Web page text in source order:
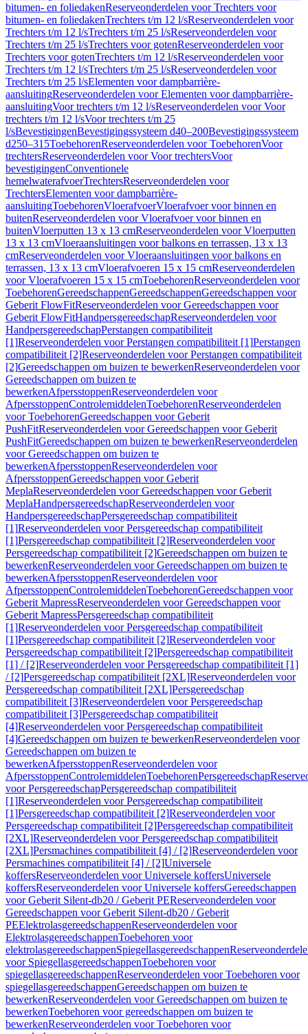
bitumen- en foliedakenReserveonderdelen voor Trechters voor
bitumen- en foliedakenTrechters t/m 12 l/sReserveonderdelen voor
Trechters t/m 12 l/sTrechters t/m 25 l/sReserveonderdelen voor
Trechters t/m 25 l/sTrechters voor gotenReserveonderdelen voor
Trechters voor gotenTrechters t/m 12 l/sReserveonderdelen voor
Trechters t/m 12 l/sTrechters t/m 25 l/sReserveonderdelen voor
Trechters t/m 25 l/sElementen voor dampbarrière-
aansluitingReserveonderdelen voor Elementen voor dampbarrière-
aansluitingVoor trechters t/m 12 l/sReserveonderdelen voor Voor
trechters t/m 12 l/sVoor trechters t/m 25
l/sBevestigingenBevestigingssysteem d40–200Bevestigingssysteem
d250–315ToebehorenReserveonderdelen voor ToebehorenVoor
trechtersReserveonderdelen voor Voor trechtersVoor
bevestigingenConventionele
hemelwaterafvoerTrechtersReserveonderdelen voor
TrechtersElementen voor dampbarrière-
aansluitingToebehorenVloerafvoerVloerafvoer voor binnen en
buitenReserveonderdelen voor Vloerafvoer voor binnen en
buitenVloerputten 13 x 13 cmReserveonderdelen voor Vloerputten
13 x 13 cmVloeraansluitingen voor balkons en terrassen, 13 x 13
cmReserveonderdelen voor Vloeraansluitingen voor balkons en
terrassen, 13 x 13 cmVloerafvoeren 15 x 15 cmReserveonderdelen
voor Vloerafvoeren 15 x 15 cmToebehorenReserveonderdelen voor
ToebehorenGereedschappenGereedschappenGereedschappen voor
Geberit FlowFitReserveonderdelen voor Gereedschappen voor
Geberit FlowFitHandpersgereedschapReserveonderdelen voor
HandpersgereedschapPerstangen compatibiliteit
[1]Reserveonderdelen voor Perstangen compatibiliteit [1]Perstangen
compatibiliteit [2]Reserveonderdelen voor Perstangen compatibiliteit
[2]Gereedschappen om buizen te bewerkenReserveonderdelen voor
Gereedschappen om buizen te
bewerkenAfpersstoppenReserveonderdelen voor
AfpersstoppenControlemiddelenToebehorenReserveonderdelen
voor ToebehorenGereedschappen voor Geberit
PushFitReserveonderdelen voor Gereedschappen voor Geberit
PushFitGereedschappen om buizen te bewerkenReserveonderdelen
voor Gereedschappen om buizen te
bewerkenAfpersstoppenReserveonderdelen voor
AfpersstoppenGereedschappen voor Geberit
MeplaReserveonderdelen voor Gereedschappen voor Geberit
MeplaHandpersgereedschapReserveonderdelen voor
HandpersgereedschapPersgereedschap compatibiliteit
[1]Reserveonderdelen voor Persgereedschap compatibiliteit
[1]Persgereedschap compatibiliteit [2]Reserveonderdelen voor
Persgereedschap compatibiliteit [2]Gereedschappen om buizen te
bewerkenReserveonderdelen voor Gereedschappen om buizen te
bewerkenAfpersstoppenReserveonderdelen voor
AfpersstoppenControlemiddelenToebehorenGereedschappen voor
Geberit MapressReserveonderdelen voor Gereedschappen voor
Geberit MapressPersgereedschap compatibiliteit
[1]Reserveonderdelen voor Persgereedschap compatibiliteit
[1]Persgereedschap compatibiliteit [2]Reserveonderdelen voor
Persgereedschap compatibiliteit [2]Persgereedschap compatibiliteit
[1] / [2]Reserveonderdelen voor Persgereedschap compatibiliteit [1]
/ [2]Persgereedschap compatibiliteit [2XL]Reserveonderdelen voor
Persgereedschap compatibiliteit [2XL]Persgereedschap
compatibiliteit [3]Reserveonderdelen voor Persgereedschap
compatibiliteit [3]Persgereedschap compatibiliteit
[4]Reserveonderdelen voor Persgereedschap compatibiliteit
[4]Gereedschappen om buizen te bewerkenReserveonderdelen voor
Gereedschappen om buizen te
bewerkenAfpersstoppenReserveonderdelen voor
AfpersstoppenControlemiddelenToebehorenPersgereedschap
voor PersgereedschapPersgereedschap compatibiliteit
[1]Reserveonderdelen voor Persgereedschap compatibiliteit
[1]Persgereedschap compatibiliteit [2]Reserveonderdelen voor
Persgereedschap compatibiliteit [2]Persgereedschap compatibiliteit
[2XL]Reserveonderdelen voor Persgereedschap compatibiliteit
[2XL]Persmachines compatibiliteit [4] / [2]Reserveonderdelen voor
Persmachines compatibiliteit [4] / [2]Universele
koffersReserveonderdelen voor Universele koffersUniversele
koffersReserveonderdelen voor Universele koffersGereedschappen
voor Geberit Silent-db20 / Geberit PEReserveonderdelen voor
Gereedschappen voor Geberit Silent-db20 / Geberit
PEElektrolasgereedschappenReserveonderdelen voor
ElektrolasgereedschappenToebehoren voor
elektrolasgereedschappenSpiegellasgereedschappen
voor SpiegellasgereedschappenToebehoren voor
spiegellasgereedschappenReserveonderdelen voor Toebehoren voor
spiegellasgereedschappenGereedschappen om buizen te
bewerkenReserveonderdelen voor Gereedschappen om buizen te
bewerkenToebehoren voor gereedschappen om buizen te
bewerkenReserveonderdelen voor Toebehoren voor